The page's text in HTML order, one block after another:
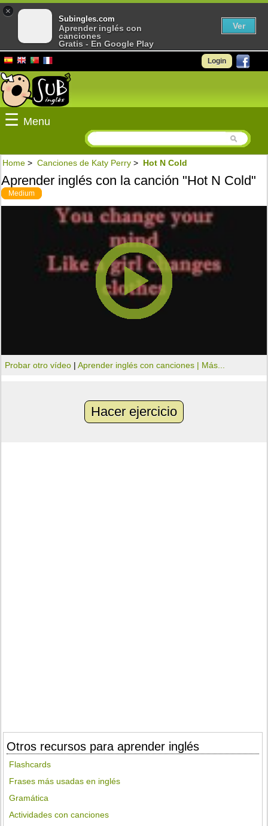
Login
☰ Menu
Home > Canciones de Katy Perry > Hot N Cold
Aprender inglés con la canción "Hot N Cold"
Medium
Probar otro vídeo |Aprender inglés con canciones | Más...
Hacer ejercicio
Otros recursos para aprender inglés
Flashcards
Frases más usadas en inglés
Gramática
Actividades con canciones
×
Subingles.com
Aprender inglés con
canciones
Gratis - En Google Play
Ver